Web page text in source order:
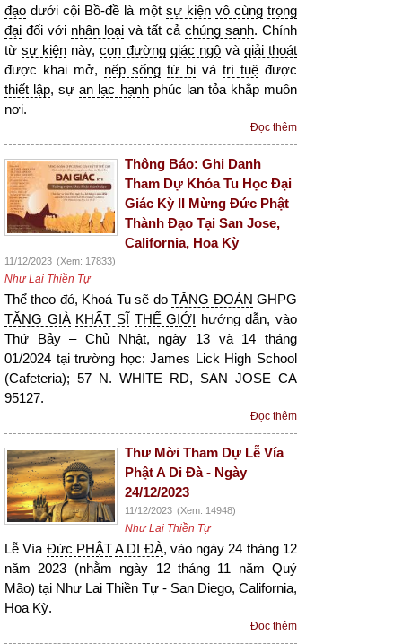
đạo dưới cội Bồ-đề là một sự kiện vô cùng trọng
đại đối với nhân loại và tất cả chúng sanh. Chính
từsự kiện này,con đường giác ngộvà giải thoát
được khai mở, nếp sống từ bi và trí tuệ được
thiết lập, sựan lạc hạnhphúc lan tỏa khắp muôn
nơi.
Đọc thêm
Thông Báo: Ghi Danh
Tham Dự Khóa Tu Học Đại
Giác Kỳ II Mừng Đức Phật
Thành Đạo Tại San Jose,
California, Hoa Kỳ
11/12/2023 (Xem: 17833)
Như Lai Thiền Tự
Thể theo đó, Khoá Tu sẽ doTĂNG ĐOÀN GHPG
TĂNG GIÀ KHẤT SĨ THẾ GIỚI
hướng dẫn, vào
Thứ Bảy – Chủ Nhật, ngày 13 và 14 tháng
01/2024 tại trường học: James Lick High School
(Cafeteria); 57 N. WHITE RD, SAN JOSE CA
95127.
Đọc thêm
Thư Mời Tham Dự Lễ Vía
Phật A Di Đà - Ngày
24/12/2023
11/12/2023 (Xem: 14948)
Như Lai Thiền Tự
Lễ Vía Đức PHẬTA DI ĐÀ, vào ngày 24 tháng 12
năm 2023 (nhằm ngày 12 tháng 11 năm Quý
Mão) tại Như Lai Thiền Tự - San Diego, California,
Hoa Kỳ.
Đọc thêm